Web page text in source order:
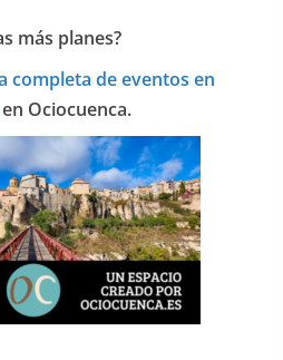
más planes?
completa de eventos en
en Ociocuenca.